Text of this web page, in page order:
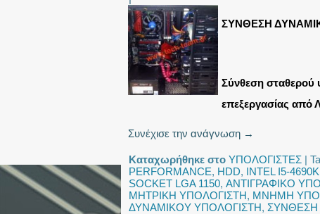
ΣΥΝΘΕΣΗ
Σύνθεση σταθερού
επεξεργασίας από
Συνέχισε την ανάγνωση →
Καταχωρήθηκε στο ΥΠΟΛΟΓΙΣΤΕΣ |
PERFORMANCE, HDD, INTEL I5-4690K
SOCKET LGA 1150, ΑΝΤΙΓΡΑΦΙΚΟ
ΜΗΤΡΙΚΗ ΥΠΟΛΟΓΙΣΤΗ, ΜΝΗΜΗ
ΔΥΝΑΜΙΚΟΥ ΥΠΟΛΟΓΙΣΤΗ, ΣΥΝΘΕΣΗ